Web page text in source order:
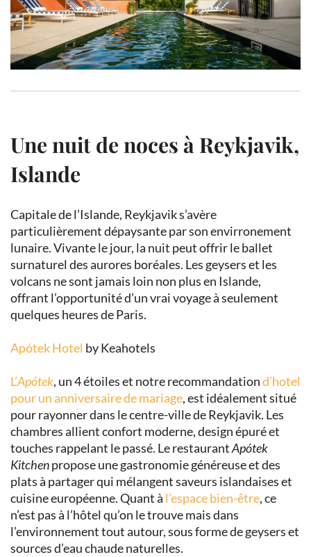
Une nuit de noces à Reykjavik,
Islande
Capitale de l’Islande, Reykjavik s’avère
particulièrement dépaysante par son envirronement
lunaire. Vivante le jour, la nuit peut offrir le ballet
surnaturel des aurores boréales. Les geysers et les
volcans ne sont jamais loin non plus en Islande,
offrant l’opportunité d’un vrai voyage à seulement
quelques heures de Paris.
Apótek Hotel by Keahotels
L’Apótek, un 4 étoiles et notre recommandationd’hotel
pour un anniversaire de mariage, est idéalement situé
pour rayonner dans le centre-ville de Reykjavik. Les
chambres allient confort moderne, design épuré et
touches rappelant le passé. Le restaurantApótek
Kitchenpropose une gastronomie généreuse et des
plats à partager qui mélangent saveurs islandaises et
cuisine européenne. Quant à l’espace bien-être, ce
n’est pas à l’hôtel qu’on le trouve mais dans
l’environnement tout autour, sous forme de geysers et
sources d’eau chaude naturelles.